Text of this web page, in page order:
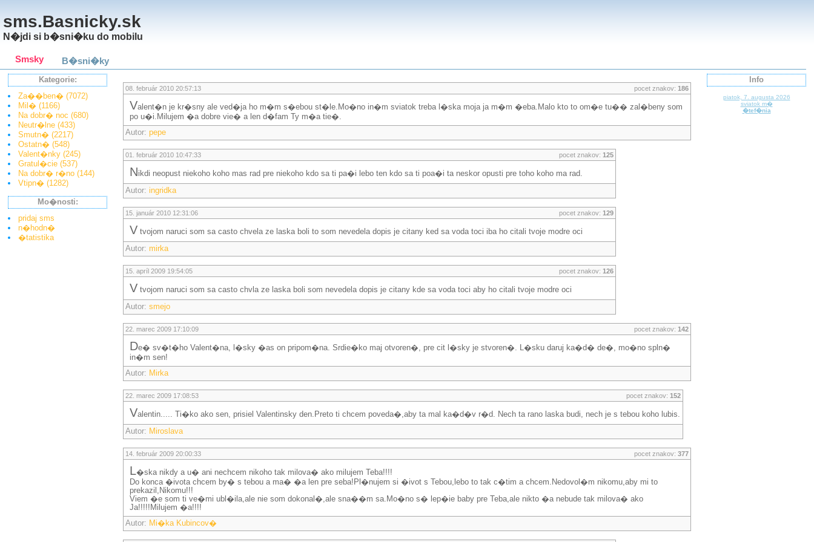
sms.Basnicky.sk
N�jdi si b�sni�ku do mobilu
Smsky B�sni�ky
Kategorie:
Za��ben� (7072)
Mil� (1166)
Na dobr� noc (680)
Neutr�lne (433)
Smutn� (2217)
Ostatn� (548)
Valent�nky (245)
Gratul�cie (537)
Na dobr� r�no (144)
Vtipn� (1282)
Mo�nosti:
pridaj sms
n�hodn�
�tatistika
Info
piatok, 7. augusta 2026
sviatok m�
�tef�nia
08. február 2010 20:57:13 pocet znakov: 186
Valent�n je kr�sny ale ved�ja ho m�m s�ebou st�le.Mo�no in�m sviatok treba l�ska moja ja m�m �eba.Malo kto to om�e tu�� zal�beny som
po u�i.Milujem �a dobre vie� a len d�fam Ty m�a tie�.
Autor: pepe
01. február 2010 10:47:33 pocet znakov: 125
nikdi neopust niekoho koho mas rad pre niekoho kdo sa ti pa�i lebo ten kdo sa ti poa�i ta neskor opusti pre toho koho ma rad.
Autor: ingridka
15. január 2010 12:31:06 pocet znakov: 129
v tvojom naruci som sa casto chvela ze laska boli to som nevedela dopis je citany ked sa voda toci iba ho citali tvoje modre oci
Autor: mirka
15. apríl 2009 19:54:05 pocet znakov: 126
v tvojom naruci som sa casto chvla ze laska boli som nevedela dopis je citany kde sa voda toci aby ho citali tvoje modre oci
Autor: smejo
22. marec 2009 17:10:09 pocet znakov: 142
De� sv�t�ho Valent�na, l�sky �as on pripom�na. Srdie�ko maj otvoren�, pre cit l�sky je stvoren�. L�sku daruj ka�d� de�, mo�no spln�
in�m sen!
Autor: Mirka
22. marec 2009 17:08:53 pocet znakov: 152
Valentin..... Ti�ko ako sen, prisiel Valentinsky den.Preto ti chcem poveda�,aby ta mal ka�d�v r�d. Nech ta rano laska budi, nech je s tebou koho lubis.
Autor: Miroslava
14. február 2009 20:00:33 pocet znakov: 377
L�ska nikdy a u� ani nechcem nikoho tak milova� ako milujem Teba!!!!
Do konca �ivota chcem by� s tebou a ma� �a len pre seba!Pl�nujem si �ivot s Tebou,lebo to tak c�tim a chcem.Nedovol�m nikomu,aby mi to
prekazil,Nikomu!!!
Viem �e som ti ve�mi ubl�ila,ale nie som dokonal�,ale sna��m sa.Mo�no s� lep�ie baby pre Teba,ale nikto �a nebude tak milova� ako
Ja!!!!!Milujem �a!!!!
Autor: Mi�ka Kubincov�